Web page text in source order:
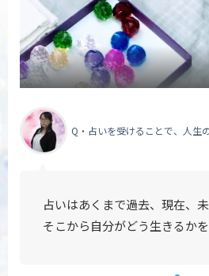
Q・占いを受けることで、人生
占いはあくまで過去、現在、
そこから自分がどう生きるか